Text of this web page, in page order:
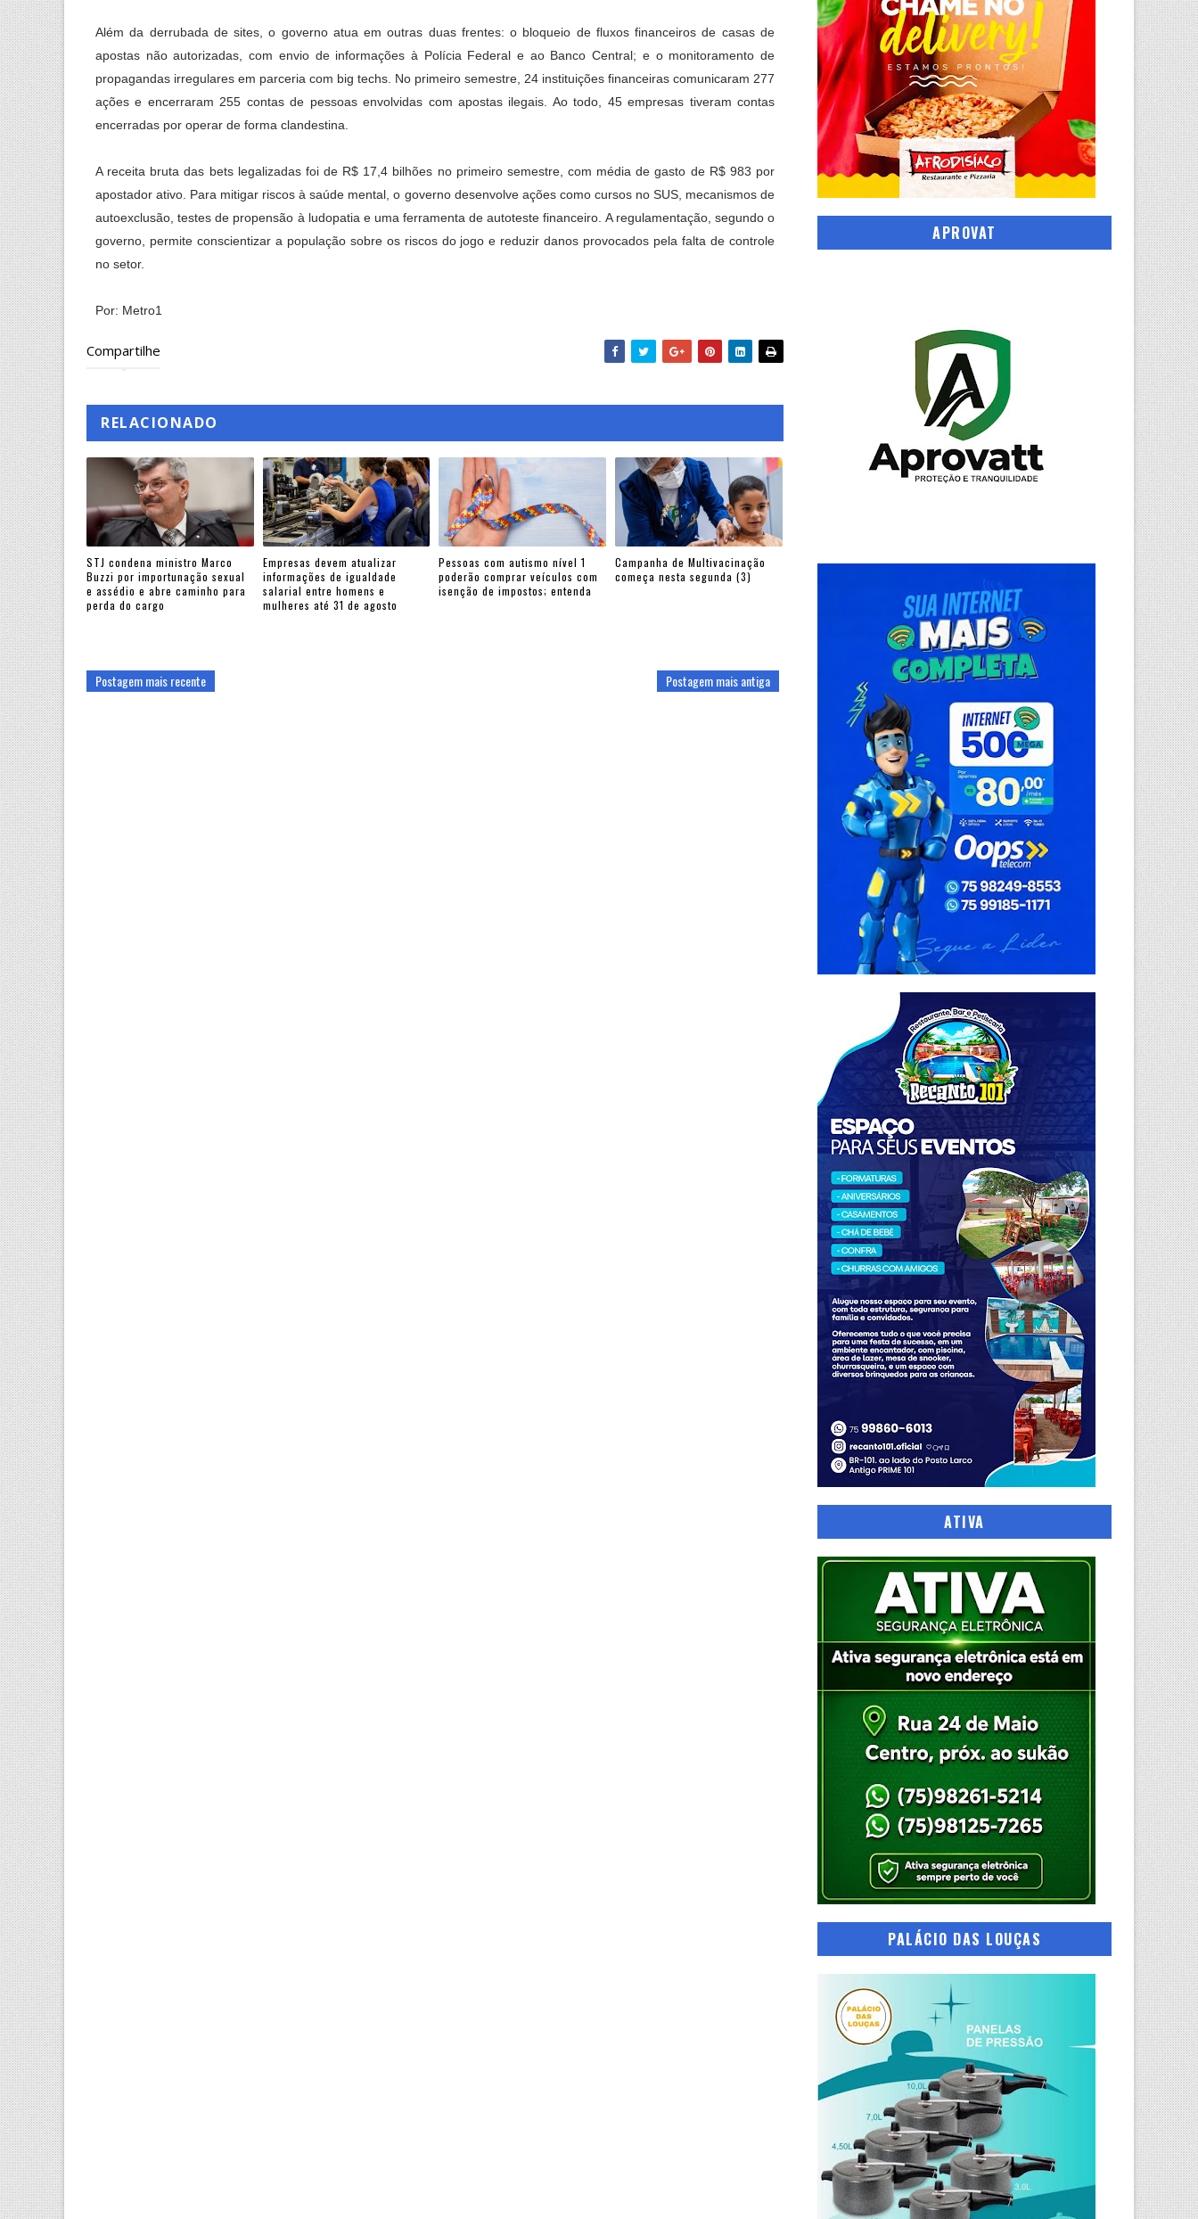
Além da derrubada de sites, o governo atua em outras duas frentes: o bloqueio de fluxos financeiros de casas de
apostas não autorizadas, com envio de informações à Polícia Federal e ao Banco Central; e o monitoramento de
propagandas irregulares em parceria com big techs. No primeiro semestre, 24 instituições financeiras comunicaram 277
ações e encerraram 255 contas de pessoas envolvidas com apostas ilegais. Ao todo, 45 empresas tiveram contas
encerradas por operar de forma clandestina.
A receita bruta das bets legalizadas foi de R$ 17,4 bilhões no primeiro semestre, com média de gasto de R$ 983 por
apostador ativo. Para mitigar riscos à saúde mental, o governo desenvolve ações como cursos no SUS, mecanismos de
autoexclusão, testes de propensão à ludopatia e uma ferramenta de autoteste financeiro. A regulamentação, segundo o
governo, permite conscientizar a população sobre os riscos do jogo e reduzir danos provocados pela falta de controle
no setor.
Por: Metro1
Compartilhe
RELACIONADO
STJ condena ministro Marco
Buzzi por importunação sexual
e assédio e abre caminho para
perda do cargo
Empresas devem atualizar
informações de igualdade
salarial entre homens e
mulheres até 31 de agosto
Pessoas com autismo nível 1
poderão comprar veículos com
isenção de impostos; entenda
Campanha de Multivacinação
começa nesta segunda (3)
Postagem mais recente Postagem mais antiga
APROVAT
ATIVA
PALÁCIO DAS LOUÇAS